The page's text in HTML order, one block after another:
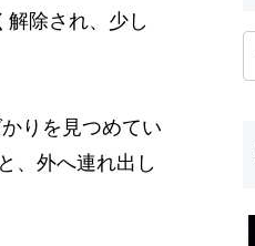
除され、少し
りを見つめてい
、外へ連れ出し